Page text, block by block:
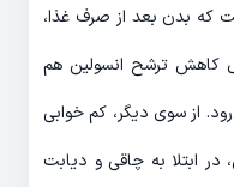
که بدن بعد از صرف غذا،
کاهش ترشح انسولین هم
از سوی دیگر، کم خوابی
در ابتلا به چاقی و دیابت